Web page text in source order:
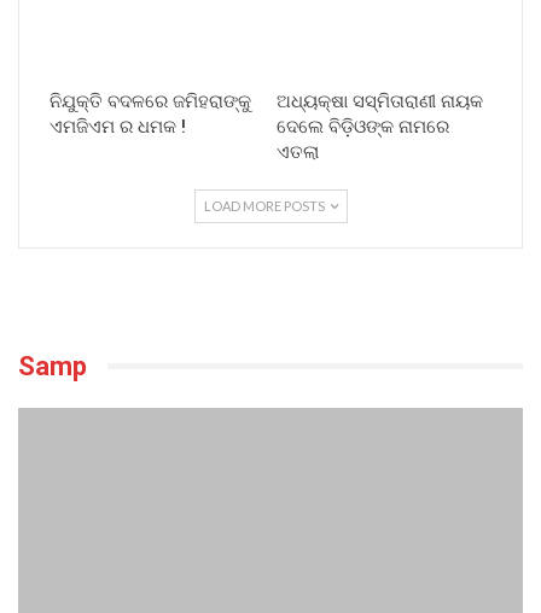
ନିଯୁକ୍ତି ବଦଳରେ ଜମିହରାଙ୍କୁ
ଏମଜିଏମ ର ଧମକ !
ଅଧ୍ୟକ୍ଷା ସସ୍ମିତାରାଣୀ ନାୟକ
ଦେଲେ ବିଡ଼ିଓଙ୍କ ନାମରେ
ଏତଲା
LOAD MORE POSTS
Samp